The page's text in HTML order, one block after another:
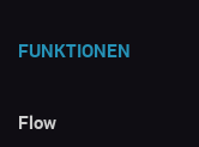
FUNKTIONEN
Flow